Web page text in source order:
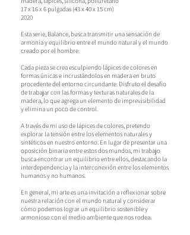
17 x 16 x 6 pulgadas (43 x 40 x 15 cm)
2020
Esta serie, Balance, busca transmitir una sensación de
armonía y equilibrio entre el mundo natural y el mundo
creado por el hombre.
Cada pieza se crea esculpiendo lápices de colores en
formas únicas e incrustándolos en madera en bruto
procedente del entorno circundante. Disfruto el desafío
de trabajar con las formas y texturas naturales de la
madera, lo que agrega un elemento de imprevisibilidad
y elimina un poco de control.
A través de mi uso de lápices de colores, pretendo
explorar la tensión entre los elementos naturales y
sintéticos en nuestro entorno. En lugar de presentar una
oposición binaria entre estos dos mundos, mi trabajo
busca encontrar un equilibrio entre ellos, destacando la
interdependencia y la interconexión entre los elementos
humanos y no humanos.
En general, mi arte es una invitación a reflexionar sobre
nuestra relación con el mundo natural y considerar
cómo podemos lograr un equilibrio sostenible y
armonioso con el medio ambiente que nos rodea.